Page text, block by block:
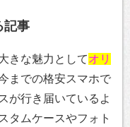
記事
きな魅力としてオリ
までの格安スマホで
が行き届いているよ
タムケースやフォト